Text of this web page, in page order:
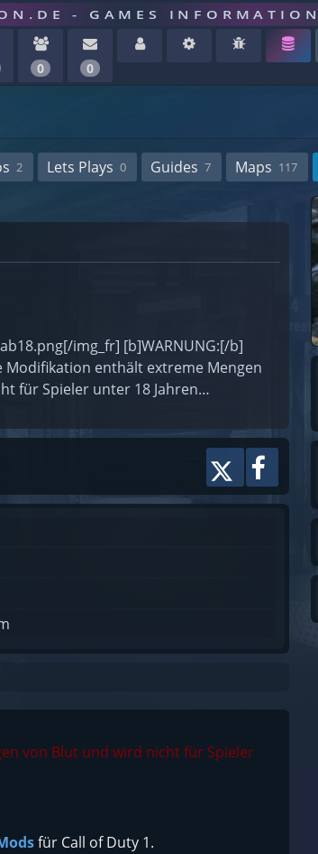
- GAMES INFORMATION
0 0
2 Lets Plays 0 Guides 7 Maps 117
[b]WARNUNG:[/b]
enthält extreme Mengen
für Spieler unter 18 Jahren
von Blut und wird nicht für Spieler
für Call of Duty 1.